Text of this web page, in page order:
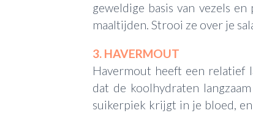
geweldige basis van vezels
maaltijden. Strooi ze over je
3. HAVERMOUT
Havermout heeft een relatief
dat de koolhydraten
suikerpiek krijgt in je bloed,